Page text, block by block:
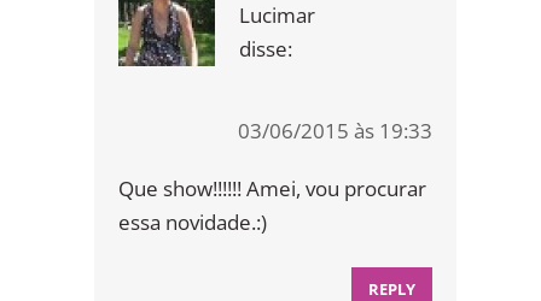
Lucimar
disse:
03/06/2015 às 19:33
Que show!!!!!! Amei, vou procurar
essa novidade.:)
REPLY